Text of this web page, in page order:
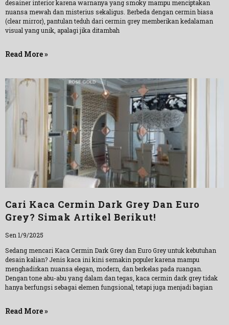
desainer interior karena warnanya yang smoky mampu menciptakan
nuansa mewah dan misterius sekaligus. Berbeda dengan cermin biasa
(clear mirror), pantulan teduh dari cermin grey memberikan kedalaman
visual yang unik, apalagi jika ditambah
Read More »
Cari Kaca Cermin Dark Grey Dan Euro
Grey? Simak Artikel Berikut!
Sen 1/9/2025
Sedang mencari Kaca Cermin Dark Grey dan Euro Grey untuk kebutuhan
desain kalian? Jenis kaca ini kini semakin populer karena mampu
menghadirkan nuansa elegan, modern, dan berkelas pada ruangan.
Dengan tone abu-abu yang dalam dan tegas, kaca cermin dark grey tidak
hanya berfungsi sebagai elemen fungsional, tetapi juga menjadi bagian
Read More »